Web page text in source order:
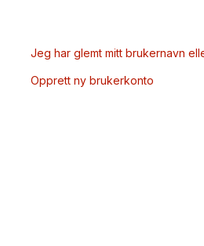
Jeg har glemt mitt brukernavn
Opprett ny brukerkonto